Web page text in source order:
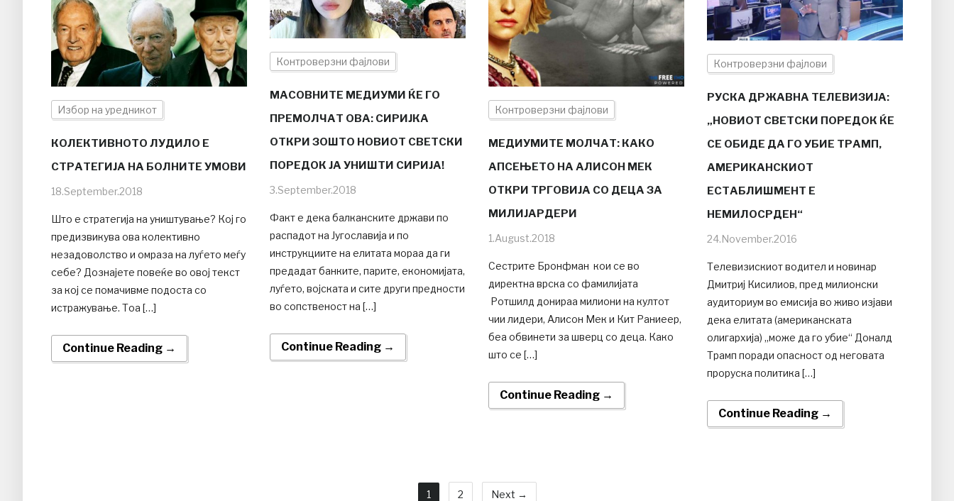
Избор на уредникот
КОЛЕКТИВНОТО ЛУДИЛО Е
СТРАТЕГИЈА НА БОЛНИТЕ УМОВИ
18.September.2018
Што е стратегија на уништување? Кој го
предизвикува ова колективно
незадоволство и омраза на луѓето меѓу
себе? Дознајете повеќе во овој текст
за кој се помачивме подоста со
истражување. Тоа […]
Continue Reading →
Контроверзни фајлови
МАСОВНИТЕ МЕДИУМИ ЌЕ ГО
ПРЕМОЛЧАТ ОВА: СИРИЈКА
ОТКРИ ЗОШТО НОВИОТ СВЕТСКИ
ПОРЕДОК ЈА УНИШТИ СИРИЈА!
3.September.2018
Факт е дека балканските држави по
распадот на Југославија и по
инструкциите на елитата мораа да ги
предадат банките, парите, економијата,
луѓето, војската и сите други предности
во сопственост на […]
Continue Reading →
Контроверзни фајлови
МЕДИУМИТЕ МОЛЧАТ: КАКО
АПСЕЊЕТО НА АЛИСОН МЕК
ОТКРИ ТРГОВИЈА СО ДЕЦА ЗА
МИЛИЈАРДЕРИ
1.August.2018
Сестрите Бронфман кои се во
директна врска со фамилијата
Ротшилд донираа милиони на култот
чии лидери, Алисон Мек и Кит Раниеер,
беа обвинети за шверц со деца. Како
што се […]
Continue Reading →
Контроверзни фајлови
РУСКА ДРЖАВНА ТЕЛЕВИЗИЈА:
„НОВИОТ СВЕТСКИ ПОРЕДОК ЌЕ
СЕ ОБИДЕ ДА ГО УБИЕ ТРАМП,
АМЕРИКАНСКИОТ
ЕСТАБЛИШМЕНТ Е
НЕМИЛОСРДЕН“
24.November.2016
Телевизискиот водител и новинар
Дмитриј Кисилиов, пред милионски
аудиториум во емисија во живо изјави
дека елитата (американската
олигархија) „може да го убие“ Доналд
Трамп поради опасност од неговата
проруска политика […]
Continue Reading →
1 2 Next →